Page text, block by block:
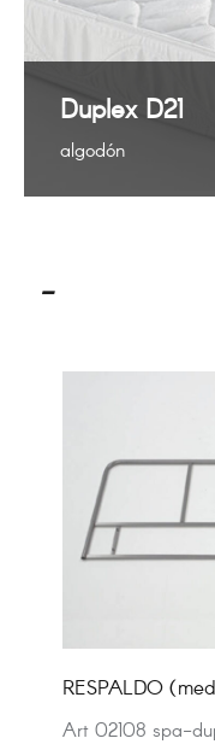
Duplex D21
algodón
RESPALDO
Art 02108 spa-